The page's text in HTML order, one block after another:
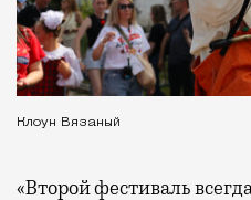
Клоун Вязаный
«Второй фестиваль